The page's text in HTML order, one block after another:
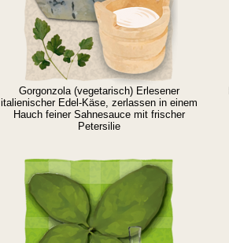
Gorgonzola (vegetarisch) Erlesener
italienischer Edel-Käse, zerlassen in einem
Hauch feiner Sahnesauce mit frischer
Petersilie